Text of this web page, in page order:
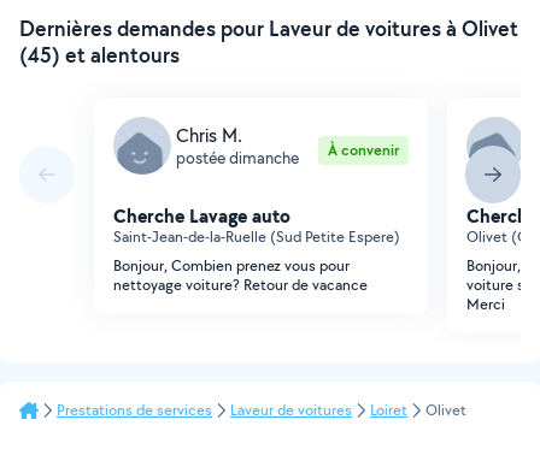
Dernières demandes pour Laveur de voitures à Olivet
(45) et alentours
Chris M.
postée dimanche À convenir
Cherche Lavage auto
Saint-Jean-de-la-Ruelle (Sud Petite Espere)
Bonjour, Combien prenez vous pour
nettoyage voiture? Retour de vacance
Olivet
Bonjour,
voiture
Merci
Prestations de services Laveur de voitures Loiret Olivet